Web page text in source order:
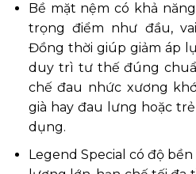
Bề mặt nệm có khả
trọng điểm như đầu,
Đồng thời giúp giảm áp
duy trì tư thế đúng
chế đau nhức xương
già hay đau lưng hoặc
dụng.
Legend Special có độ